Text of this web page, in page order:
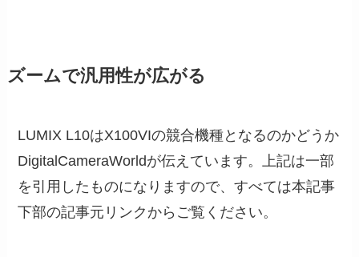
ズームで汎用性が広がる
LUMIX L10はX100VIの競合機種となるのかどうか
DigitalCameraWorldが伝えています。上記は一部
を引用したものになりますので、すべては本記事
下部の記事元リンクからご覧ください。